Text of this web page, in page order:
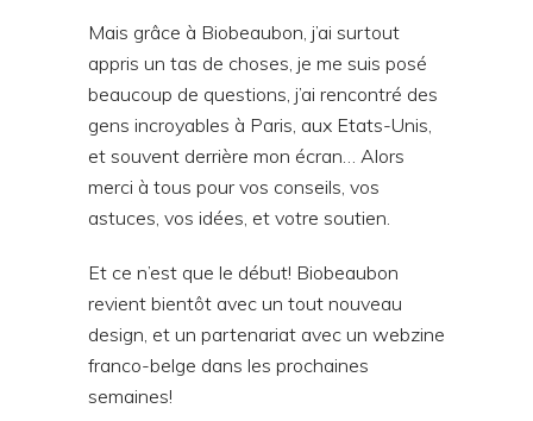
Mais grâce à Biobeaubon, j’ai surtout
appris un tas de choses, je me suis posé
beaucoup de questions, j’ai rencontré des
gens incroyables à Paris, aux Etats-Unis,
et souvent derrière mon écran… Alors
merci à tous pour vos conseils, vos
astuces, vos idées, et votre soutien.
Et ce n’est que le début! Biobeaubon
revient bientôt avec un tout nouveau
design, et un partenariat avec un webzine
franco-belge dans les prochaines
semaines!